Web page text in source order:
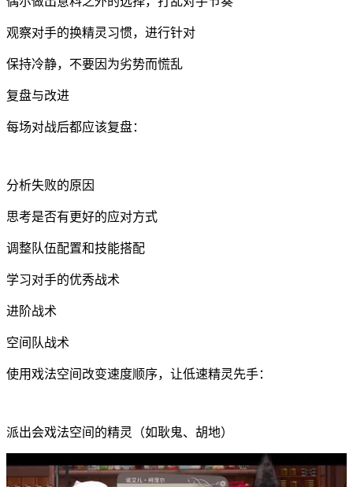
观察对手的换精灵习惯，进行针对
保持冷静，不要因为劣势而慌乱
复盘与改进
每场对战后都应该复盘：
分析失败的原因
思考是否有更好的应对方式
调整队伍配置和技能搭配
学习对手的优秀战术
进阶战术
空间队战术
使用戏法空间改变速度顺序，让低速精灵先手：
派出会戏法空间的精灵（如耿鬼、胡地）